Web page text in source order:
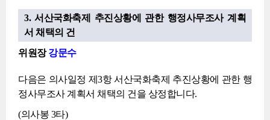
3. 서산국화축제 추진상황에 관한 행정사무조사 계획
서 채택의 건
위원장강문수
다음은 의사일정 제3항 서산국화축제 추진상황에 관한 행
정사무조사 계획서 채택의 건을 상정합니다.
(의사봉 3타)